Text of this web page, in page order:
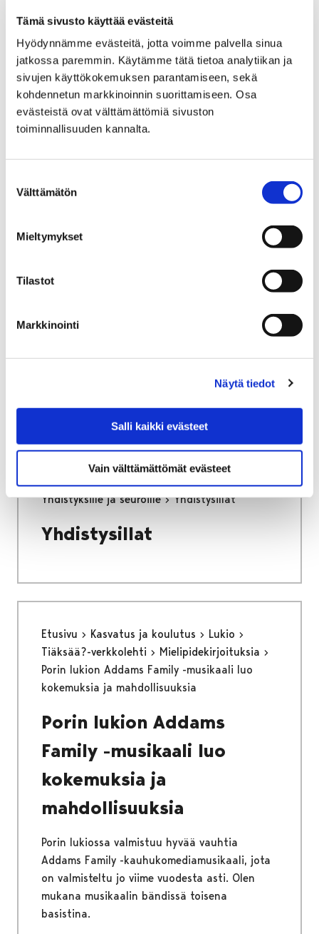
Tämä sivusto käyttää evästeitä
Hyödynnämme evästeitä, jotta voimme palvella sinua
jatkossa paremmin. Käytämme tätä tietoa analytiikan ja
sivujen käyttökokemuksen parantamiseen, sekä
kohdennetun markkinoinnin suorittamiseen. Osa
evästeistä ovat välttämättömiä sivuston
toiminnallisuuden kannalta.
valinta
Välttämätön
Mieltymykset
Tilastot
Markkinointi
Näytä tiedot
Salli kaikki evästeet
Vain välttämättömät evästeet
much?
Etusivu Kasvatus ja koulutus
Etunimen vaihtaminen ei
ole huono asia
Etusivu
Ota yhteyttä
Yhdistyksille ja seuroille
Yhdistysillat
Yhdistysillat
Etusivu Kasvatus ja koulutus
Lukio
Tiäksää?-verkkolehti
Mielipidekirjoituksia
Porin lukion Addams Family -musikaali luo
kokemuksia ja mahdollisuuksia
Porin lukion Addams
Family -musikaali luo
kokemuksia ja
mahdollisuuksia
Porin lukiossa valmistuu hyvää vauhtia
Addams Family -kauhukomediamusikaali, jota
on valmisteltu jo viime vuodesta asti. Olen
mukana musikaalin bändissä toisena
basistina.